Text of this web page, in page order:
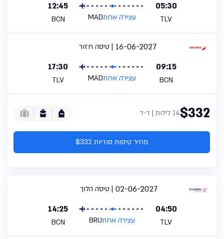
05:30
TLV עצירה אחתMAD
12:45
BCN
טיסה חזור
16-06-2027
09:15
BCN עצירה אחתMAD
17:30
TLV
$33214 לילות | ד-ד
מחיר טיסות סודיות $332
טיסה הלוך
02-06-2027
04:50
TLV עצירה אחתBRU
14:25
BCN